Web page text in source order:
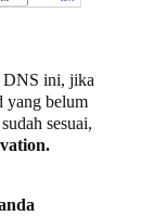
DNS ini, jika
yang belum
sesuai,